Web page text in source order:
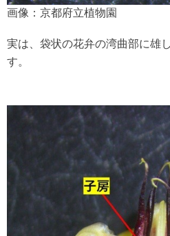
画像：京都府立植物園
実は、袋状の花弁の湾曲部に雄
す。